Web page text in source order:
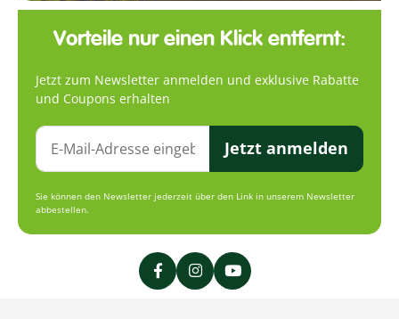
Vorteile nur einen Klick entfernt:
Jetzt zum Newsletter anmelden und exklusive Rabatte
und Coupons erhalten
Jetzt anmelden
Sie können den Newsletter jederzeit über den Link in unserem Newsletter
abbestellen.